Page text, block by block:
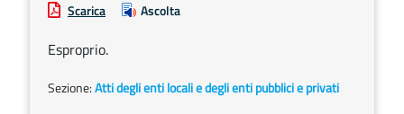
Scarica Ascolta
Esproprio.
Sezione:Atti degli enti locali e degli enti pubblici e privati